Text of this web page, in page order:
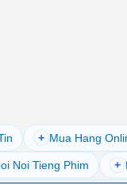
+ Mua Hang
Noi Tieng Phim +